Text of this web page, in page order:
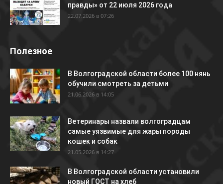
правды» от 22 июля 2026 года
22.07.2026 в 07:26
Полезное
В Волгоградской области более 100 нянь
обучили смотреть за детьми
21.06.2026 в 14:05
Ветеринары назвали волгоградцам
самые уязвимые для жары породы
кошек и собак
21.05.2026 в 14:27
В Волгоградской области установили
новый ГОСТ на хлеб